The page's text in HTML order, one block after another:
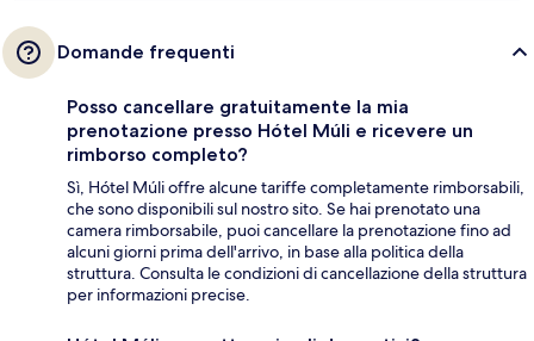
Domande frequenti
Posso cancellare gratuitamente la mia
prenotazione presso Hótel Múli e ricevere un
rimborso completo?
Sì, Hótel Múli offre alcune tariffe completamente rimborsabili,
che sono disponibili sul nostro sito. Se hai prenotato una
camera rimborsabile, puoi cancellare la prenotazione fino ad
alcuni giorni prima dell'arrivo, in base alla politica della
struttura. Consulta le condizioni di cancellazione della struttura
per informazioni precise.